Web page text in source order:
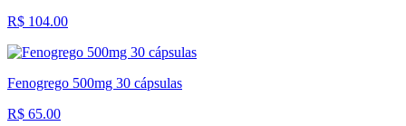
R$ 104.00
Fenogrego 500mg 30 cápsulas
R$ 65.00